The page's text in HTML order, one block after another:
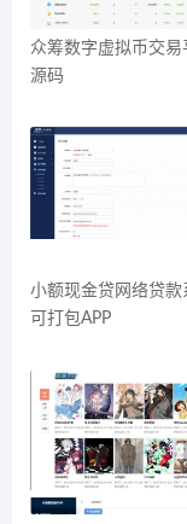
众筹数字虚拟币交易
源码
小额现金贷网络贷款
可打包APP